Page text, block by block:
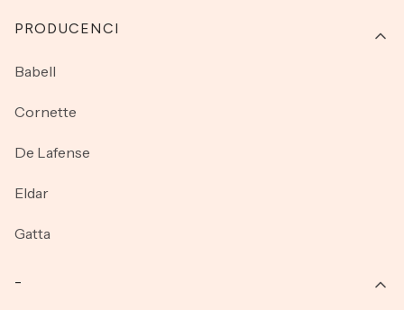
PRODUCENCI
Babell
Cornette
De Lafense
Eldar
Gatta